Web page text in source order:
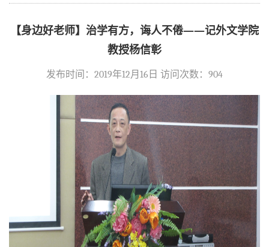
【身边好老师】治学有方，诲人不倦——记外文学院
教授杨信彰
发布时间：2019年12月16日 访问次数： 904